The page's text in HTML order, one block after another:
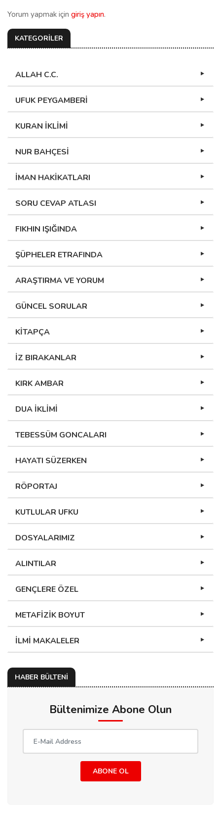
Yorum yapmak için giriş yapın.
KATEGORİLER
ALLAH C.C.
UFUK PEYGAMBERİ
KURAN İKLİMİ
NUR BAHÇESİ
İMAN HAKİKATLARI
SORU CEVAP ATLASI
FIKHIN IŞIĞINDA
ŞÜPHELER ETRAFINDA
ARAŞTIRMA VE YORUM
GÜNCEL SORULAR
KİTAPÇA
İZ BIRAKANLAR
KIRK AMBAR
DUA İKLİMİ
TEBESSÜM GONCALARI
HAYATI SÜZERKEN
RÖPORTAJ
KUTLULAR UFKU
DOSYALARIMIZ
ALINTILAR
GENÇLERE ÖZEL
METAFİZİK BOYUT
İLMİ MAKALELER
HABER BÜLTENİ
Bültenimize Abone Olun
ABONE OL